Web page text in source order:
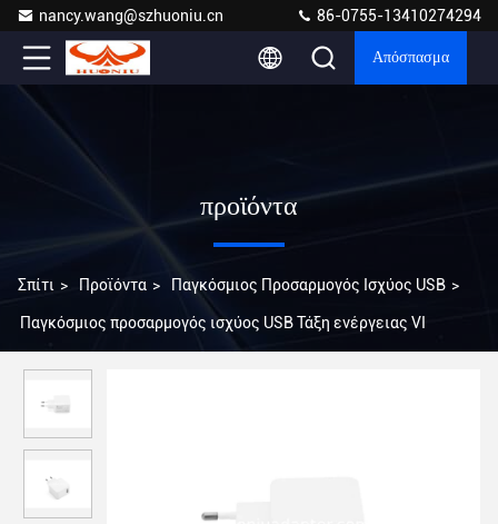
nancy.wang@szhuoniu.cn 86-0755-13410274294
Απόσπασμα
προϊόντα
Σπίτι > Προϊόντα > Παγκόσμιος Προσαρμογός Ισχύος USB >
Παγκόσμιος προσαρμογός ισχύος USB Τάξη ενέργειας VI